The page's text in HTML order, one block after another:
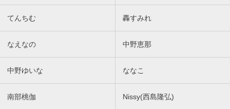
てんちむ 轟すみれ
なえなの 中野恵那
中野ゆいな ななこ
南部桃伽 Nissy(西島隆弘)